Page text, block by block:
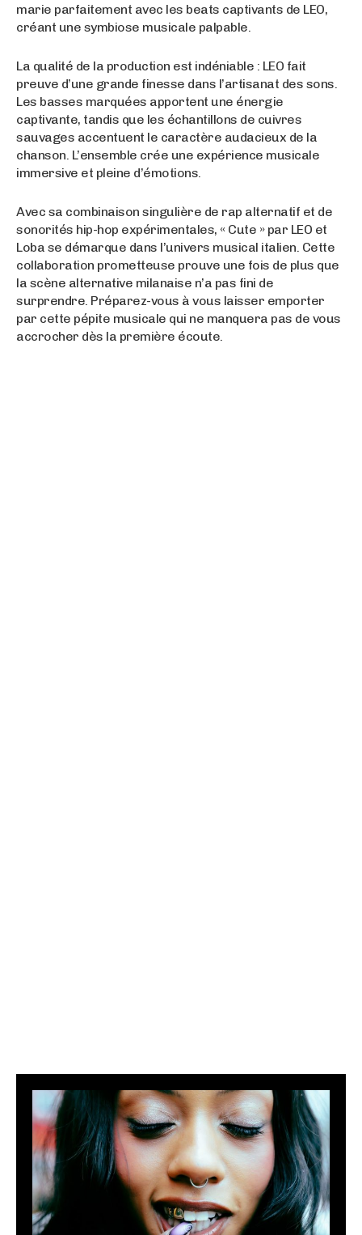
marie parfaitement avec les beats captivants de LEO,
créant une symbiose musicale palpable.
La qualité de la production est indéniable : LEO fait
preuve d’une grande finesse dans l’artisanat des sons.
Les basses marquées apportent une énergie
captivante, tandis que les échantillons de cuivres
sauvages accentuent le caractère audacieux de la
chanson. L’ensemble crée une expérience musicale
immersive et pleine d’émotions.
Avec sa combinaison singulière de rap alternatif et de
sonorités hip-hop expérimentales, « Cute » par LEO et
Loba se démarque dans l’univers musical italien. Cette
collaboration prometteuse prouve une fois de plus que
la scène alternative milanaise n’a pas fini de
surprendre. Préparez-vous à vous laisser emporter
par cette pépite musicale qui ne manquera pas de vous
accrocher dès la première écoute.